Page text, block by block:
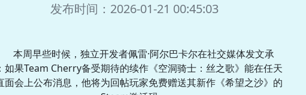
发布时间：2026-01-21 00:45:03
本周早些时候，独立开发者佩雷·阿尔巴卡尔在社交媒体发文承
如果Team Cherry备受期待的续作《空洞骑士：丝之歌》能在任天
面会上公布消息，他将为回帖玩家免费赠送其新作《希望之沙》的